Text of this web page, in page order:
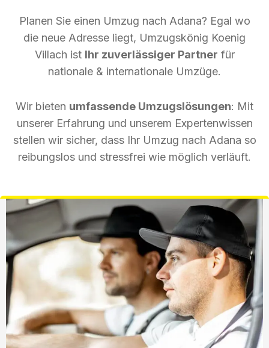
Planen Sie einen Umzug nach Adana? Egal wo
die neue Adresse liegt, Umzugskönig Koenig
Villach ist Ihr zuverlässiger Partner für
nationale & internationale Umzüge.
Wir bieten umfassende Umzugslösungen: Mit
unserer Erfahrung und unserem Expertenwissen
stellen wir sicher, dass Ihr Umzug nach Adana so
reibungslos und stressfrei wie möglich verläuft.